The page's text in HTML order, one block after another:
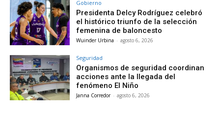
Gobierno
Presidenta Delcy Rodríguez celebró
el histórico triunfo de la selección
femenina de baloncesto
Wuinder Urbina - agosto 6, 2026
Seguridad
Organismos de seguridad coordinan
acciones ante la llegada del
fenómeno El Niño
Janna Corredor - agosto 6, 2026